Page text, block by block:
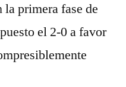
primera fase de
el 2-0 a favor